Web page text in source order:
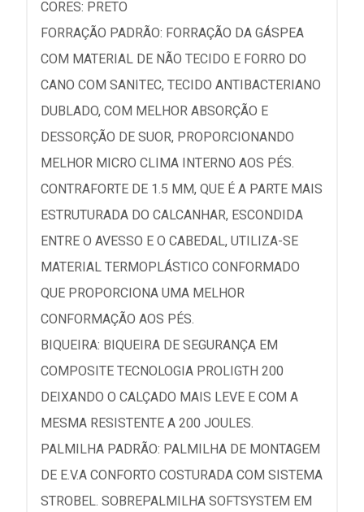
CORES: PRETO
FORRAÇÃO PADRÃO: FORRAÇÃO DA GÁSPEA
COM MATERIAL DE NÃO TECIDO E FORRO DO
CANO COM SANITEC, TECIDO ANTIBACTERIANO
DUBLADO, COM MELHOR ABSORÇÃO E
DESSORÇÃO DE SUOR, PROPORCIONANDO
MELHOR MICRO CLIMA INTERNO AOS PÉS.
CONTRAFORTE DE 1.5 MM, QUE É A PARTE MAIS
ESTRUTURADA DO CALCANHAR, ESCONDIDA
ENTRE O AVESSO E O CABEDAL, UTILIZA-SE
MATERIAL TERMOPLÁSTICO CONFORMADO
QUE PROPORCIONA UMA MELHOR
CONFORMAÇÃO AOS PÉS.
BIQUEIRA: BIQUEIRA DE SEGURANÇA EM
COMPOSITE TECNOLOGIA PROLIGTH 200
DEIXANDO O CALÇADO MAIS LEVE E COM A
MESMA RESISTENTE A 200 JOULES.
PALMILHA PADRÃO: PALMILHA DE MONTAGEM
DE E.V.A CONFORTO COSTURADA COM SISTEMA
STROBEL. SOBREPALMILHA SOFTSYSTEM EM